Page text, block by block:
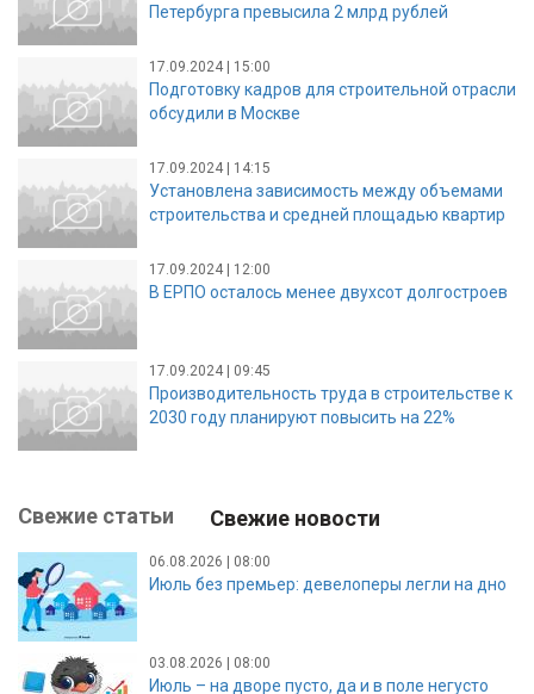
Петербурга превысила 2 млрд рублей
17.09.2024 | 15:00
Подготовку кадров для строительной отрасли
обсудили в Москве
17.09.2024 | 14:15
Установлена зависимость между объемами
строительства и средней площадью квартир
17.09.2024 | 12:00
В ЕРПО осталось менее двухсот долгостроев
17.09.2024 | 09:45
Производительность труда в строительстве к
2030 году планируют повысить на 22%
Свежие статьи Свежие новости
06.08.2026 | 08:00
Июль без премьер: девелоперы легли на дно
03.08.2026 | 08:00
Июль – на дворе пусто, да и в поле негусто